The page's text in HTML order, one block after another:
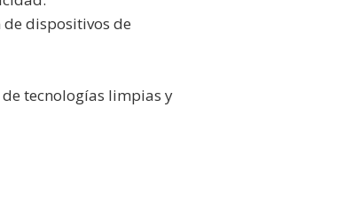
dispositivos de
tecnologías limpias y